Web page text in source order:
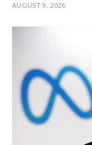
AUGUST 9, 2026